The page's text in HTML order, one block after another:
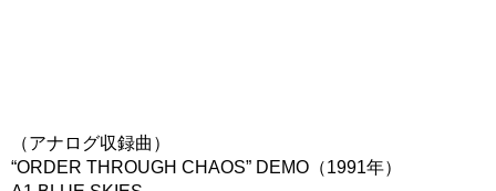
（アナログ収録曲）
“ORDER THROUGH CHAOS” DEMO（1991年）